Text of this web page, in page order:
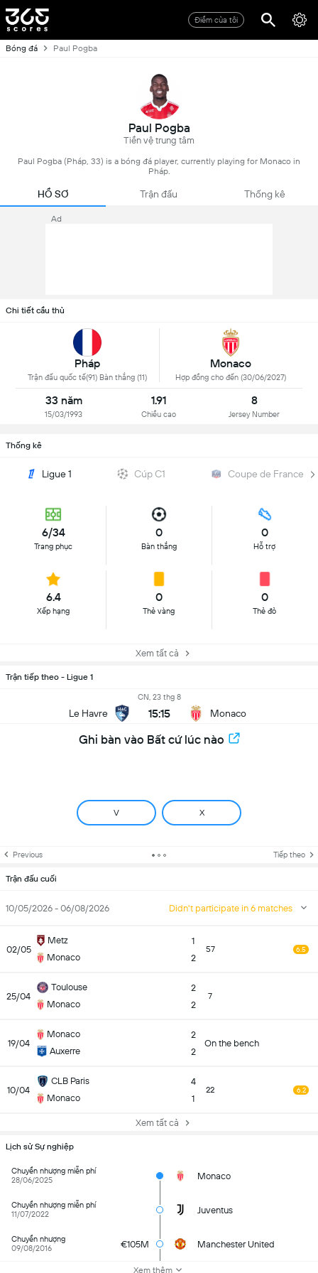
Điểm của tôi
Bóng đá Paul Pogba
Paul Pogba
Tiền vệ trung tâm
Paul Pogba (Pháp, 33) is a bóng đá player, currently playing for Monaco in
Pháp.
HỒ SƠ Trận đấu Thống kê
Ad
Chi tiết cầu thủ
Pháp
Trận đấu quốc tế(91) Bàn thắng (11)
Monaco
Hợp đồng cho đến (30/06/2027)
33 năm
15/03/1993
1.91
Chiều cao
8
Jersey Number
Thống kê
Ligue 1 Cúp C1 Coupe de France
6/34
Trang phục
0
Bàn thắng
0
Hỗ trợ
6.4
Xếp hạng
0
Thẻ vàng
0
Thẻ đỏ
Xem tất cả
Trận tiếp theo - Ligue 1
Le Havre
CN, 23 thg 8
15:15 Monaco
Ghi bàn vào Bất cứ lúc nào
V X
Previous Tiếp theo
Trận đấu cuối
10/05/2026 - 06/08/2026 Didn't participate in 6 matches
02/05
Metz
Monaco
1
2
57 6.5
25/04
Toulouse
Monaco
2
2
7
19/04
Monaco
Auxerre
2
2
On the bench
10/04
CLB Paris
Monaco
4
1
22 6.2
Xem tất cả
Lịch sử Sự nghiệp
Chuyển nhượng miễn phí
28/06/2025
Monaco
Chuyển nhượng miễn phí
11/07/2022
Juventus
Chuyển nhượng
09/08/2016
€105M Manchester United
Xem thêm